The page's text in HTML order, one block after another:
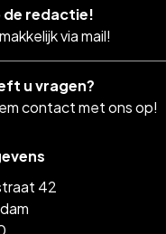
42
de redactie!
via mail!
u vragen?
contact met ons op!